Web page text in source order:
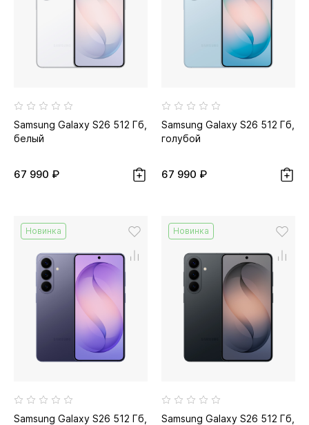
Samsung Galaxy S26 512 Гб,
белый
67 990 ₽
Samsung Galaxy S26 512 Гб,
голубой
67 990 ₽
Новинка
Samsung Galaxy S26 512 Гб,
Новинка
Samsung Galaxy S26 512 Гб,